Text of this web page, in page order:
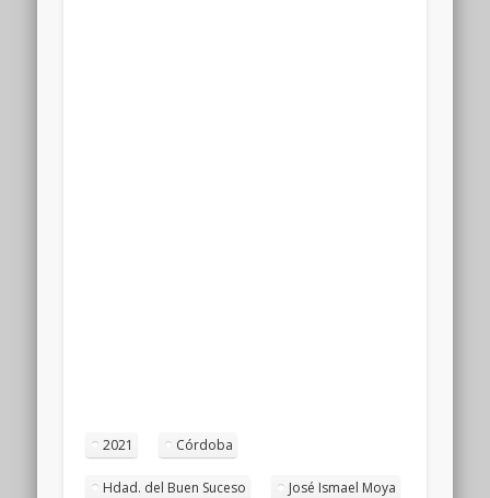
2021 Córdoba
Hdad. del Buen Suceso José Ismael Moya